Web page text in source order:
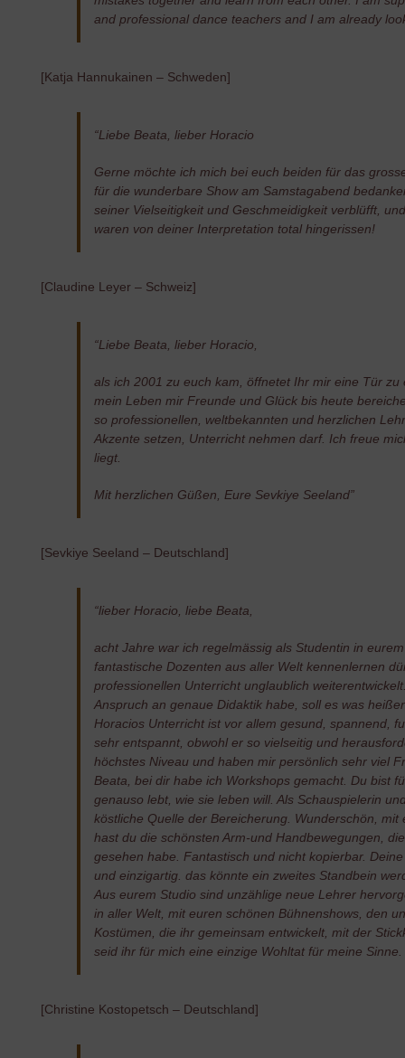
and professional dance teachers and I am already
[Katja Hannukainen – Schweden]
“Liebe Beata, lieber Horacio
Gerne möchte ich mich bei euch beiden für das
für die wunderbare Show am Samstagabend
seiner Vielseitigkeit und Geschmeidigkeit verblüfft,
waren von deiner Interpretation total hingerissen!
[Claudine Leyer – Schweiz]
“Liebe Beata, lieber Horacio,
als ich 2001 zu euch kam, öffnetet Ihr mir eine Tür
mein Leben mir Freunde und Glück bis heute
so professionellen, weltbekannten und herzlichen
Akzente setzen, Unterricht nehmen darf. Ich freue
liegt.
Mit herzlichen Güßen, Eure Sevkiye Seeland”
[Sevkiye Seeland – Deutschland]
“lieber Horacio, liebe Beata,
acht Jahre war ich regelmässig als Studentin in
fantastische Dozenten aus aller Welt kennenlernen
professionellen Unterricht unglaublich
Anspruch an genaue Didaktik habe, soll es was
Horacios Unterricht ist vor allem gesund, spannend,
sehr entspannt, obwohl er so vielseitig und
höchstes Niveau und haben mir persönlich sehr viel
Beata, bei dir habe ich Workshops gemacht. Du bist
genauso lebt, wie sie leben will. Als Schauspielerin
köstliche Quelle der Bereicherung. Wunderschön,
hast du die schönsten Arm-und Handbewegungen,
gesehen habe. Fantastisch und nicht kopierbar.
und einzigartig. das könnte ein zweites Standbein
Aus eurem Studio sind unzählige neue Lehrer
in aller Welt, mit euren schönen Bühnenshows, den
Kostümen, die ihr gemeinsam entwickelt, mit der
seid ihr für mich eine einzige Wohltat für meine Sinne.
[Christine Kostopetsch – Deutschland]